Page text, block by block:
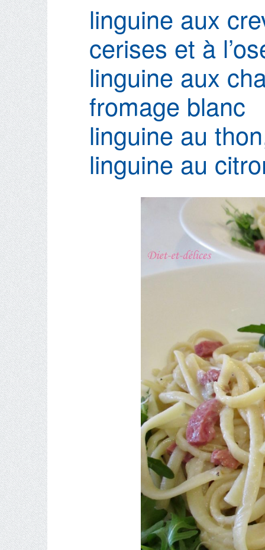
linguine aux
cerises et à
linguine aux
fromage blanc
linguine au
linguine au